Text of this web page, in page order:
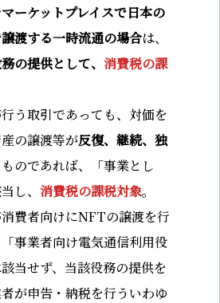
ーケットプレイスで日本の
渡する一時流通の場合は、
の提供として、消費税の課
う取引であっても、対価を
の譲渡等が反復、継続、独
のであれば、「事業とし
し、消費税の課税対象。
消費者向けにNFTの譲渡を行
事業者向け電気通信利用役
当せず、当該役務の提供を
が申告・納税を行ういわゆ